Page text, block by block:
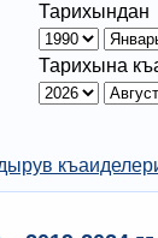
укъукъий
Тарихындан
Тарихына